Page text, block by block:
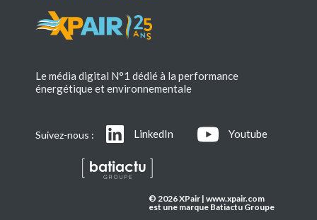
Le média digital N°1 dédié à la performance
énergétique et environnementale
Suivez-nous : LinkedIn Youtube
© 2026 XPair | www.xpair.com
est une marque Batiactu Groupe